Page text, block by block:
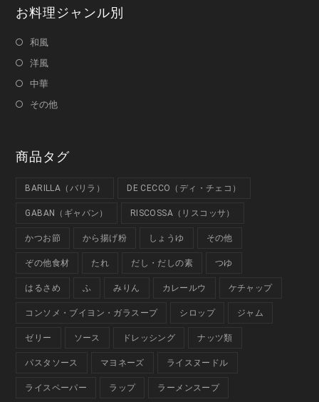
お料理ジャンル別
和風
洋風
中華
その他
商品タグ
BARILLA（バリラ） DE CECCO（ディ・チェコ）
GABAN（ギャバン） RISCOSSA（リスコッサ）
かつお節 から揚げ粉 しょうゆ その他
ぞの他食材 たれ だし・だしの素 つゆ
はるさめ ふ みりん カレールウ ケチャップ
コンソメ・ブイヨン・ガラスープ シロップ ジャム
ゼリー ソース ドレッシング ナッツ類
パスタソース マヨネーズ ライスヌードル
ライスペーパー ラップ ラーメンスープ